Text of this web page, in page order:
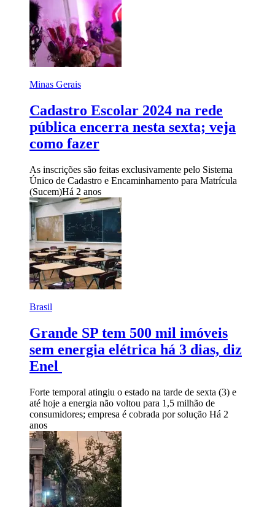
Minas Gerais
Cadastro Escolar 2024 na rede
pública encerra nesta sexta; veja
como fazer
As inscrições são feitas exclusivamente pelo Sistema
Único de Cadastro e Encaminhamento para Matrícula
(Sucem)Há 2 anos
Brasil
Grande SP tem 500 mil imóveis
sem energia elétrica há 3 dias, diz
Enel
Forte temporal atingiu o estado na tarde de sexta (3) e
até hoje a energia não voltou para 1,5 milhão de
consumidores; empresa é cobrada por solução Há 2
anos